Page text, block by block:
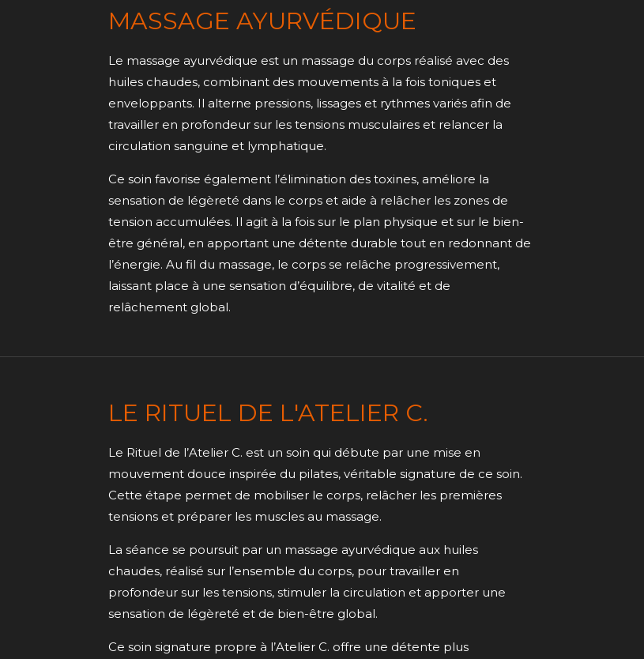
MASSAGE AYURVÉDIQUE
Le massage ayurvédique est un massage du corps réalisé avec des
huiles chaudes, combinant des mouvements à la fois toniques et
enveloppants. Il alterne pressions, lissages et rythmes variés afin de
travailler en profondeur sur les tensions musculaires et relancer la
circulation sanguine et lymphatique.
Ce soin favorise également l’élimination des toxines, améliore la
sensation de légèreté dans le corps et aide à relâcher les zones de
tension accumulées. Il agit à la fois sur le plan physique et sur le bien-
être général, en apportant une détente durable tout en redonnant de
l’énergie. Au fil du massage, le corps se relâche progressivement,
laissant place à une sensation d’équilibre, de vitalité et de
relâchement global.
LE RITUEL DE L'ATELIER C.
Le Rituel de l’Atelier C. est un soin qui débute par une mise en
mouvement douce inspirée du pilates, véritable signature de ce soin.
Cette étape permet de mobiliser le corps, relâcher les premières
tensions et préparer les muscles au massage.
La séance se poursuit par un massage ayurvédique aux huiles
chaudes, réalisé sur l’ensemble du corps, pour travailler en
profondeur sur les tensions, stimuler la circulation et apporter une
sensation de légèreté et de bien-être global.
Ce soin signature propre à l’Atelier C. offre une détente plus